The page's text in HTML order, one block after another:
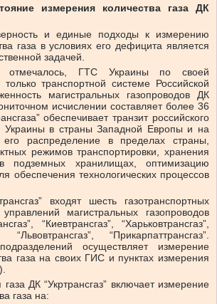
измерения количества газа ДК
и единые подходы к измерению
газа в условиях его дефицита является
задачей.
отмечалось, ГТС Украины по своей
транспортной системе Российской
магистральных газопроводов ДК
исчислении составляет более 36
обеспечивает транзит российского
Украины в страны Западной Европы и на
распределение в пределах страны,
режимов транспортировки, хранения
подземных хранилищах, оптимизацию
обеспечения технологических процессов
входят шесть газотранспортных
магистральных газопроводов
“Киевтрансгаз”, “Харьковтрансгаз”,
“Львовтрансгаз”, “Прикарпаттрансгаз”.
осуществляет измерение
газа на своих ГИС и пунктах измерения
ДК “Укртрансгаз” включает измерение
газа на: